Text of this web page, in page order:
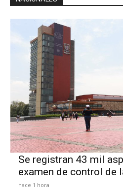
Se registran 43 mil
examen de control de
hace 1 hora